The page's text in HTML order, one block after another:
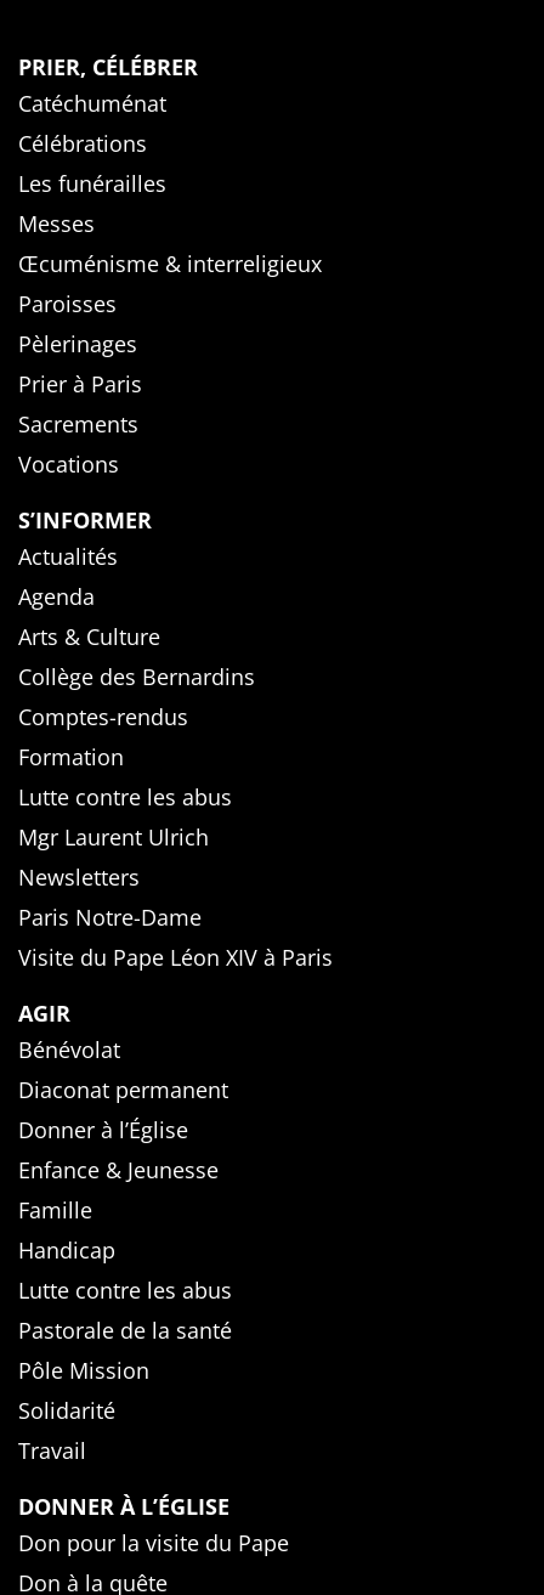
PRIER, CÉLÉBRER
Catéchuménat
Célébrations
Les funérailles
Messes
Œcuménisme & interreligieux
Paroisses
Pèlerinages
Prier à Paris
Sacrements
Vocations
S’INFORMER
Actualités
Agenda
Arts & Culture
Collège des Bernardins
Comptes-rendus
Formation
Lutte contre les abus
Mgr Laurent Ulrich
Newsletters
Paris Notre-Dame
Visite du Pape Léon XIV à Paris
AGIR
Bénévolat
Diaconat permanent
Donner à l’Église
Enfance & Jeunesse
Famille
Handicap
Lutte contre les abus
Pastorale de la santé
Pôle Mission
Solidarité
Travail
DONNER À L’ÉGLISE
Don pour la visite du Pape
Don à la quête